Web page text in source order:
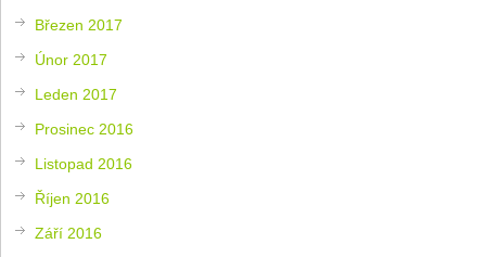
Březen 2017
Únor 2017
Leden 2017
Prosinec 2016
Listopad 2016
Říjen 2016
Září 2016